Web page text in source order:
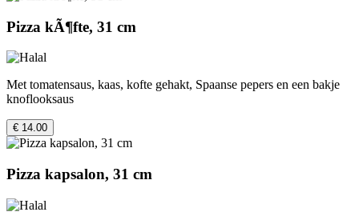
Pizza kÃ¶fte, 31 cm
Met tomatensaus, kaas, kofte gehakt, Spaanse pepers en een bakje
knoflooksaus
€ 14.00
Pizza kapsalon, 31 cm